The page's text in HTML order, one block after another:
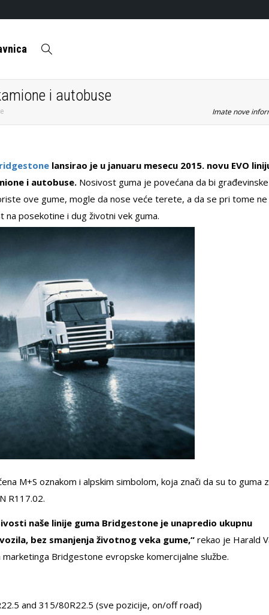
i autobuse
Imate nove
lansirao je u januaru mesecu 2015. novu EVO
i autobuse. Nosivost guma je povećana da bi
ove gume, mogle da nose veće terete, a da se pri tome ne
posekotine i dug životni vek guma.
M+S oznakom i alpskim simbolom, koja znači da su to guma
R117.02.
naše linije guma Bridgestone je unapredio ukupnu
bez smanjenja životnog veka gume,“ rekao je Harald
Bridgestone evropske komercijalne službe.
and 315/80R22.5 (sve pozicije, on/off road)